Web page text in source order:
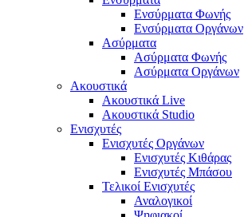
Ενσύρματα Φωνής
Ενσύρματα Οργάνων
Ασύρματα
Ασύρματα Φωνής
Ασύρματα Οργάνων
Ακουστικά
Ακουστικά Live
Ακουστικά Studio
Ενισχυτές
Ενισχυτές Οργάνων
Ενισχυτές Κιθάρας
Ενισχυτές Μπάσου
Τελικοί Ενισχυτές
Αναλογικοί